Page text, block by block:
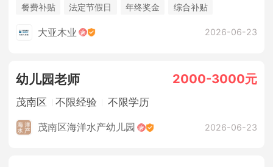
餐费补贴 法定节假日 年终奖金
综合补贴
大亚木业 2026-06-23
幼儿园老师 2000-3000元
茂南区 不限经验 不限学历
茂南区海洋水产幼儿园 2026-06-23